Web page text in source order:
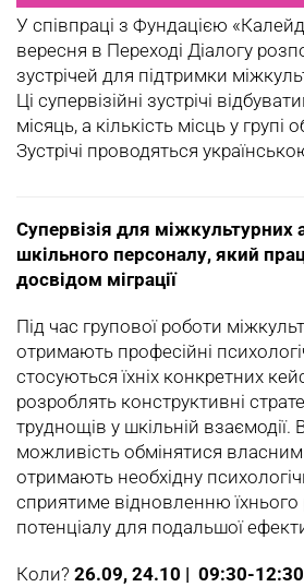
У співпраці з Фундацією
вересня в Переході Діалогу
зустрічей для підтримки
Ці супервізійні зустрічі
місяць, а кількість місць у
Зустрічі проводяться
Супервізія для міжкультурних
шкільного персоналу, який
досвідом міграції
Під час групової роботи
отримають професійні
стосуються їхніх конкретних
розроблять конструктивні
труднощів у шкільній
можливість обмінятися
отримають необхідну
сприятиме відновленню їхнього
потенціалу для подальшої
Коли? 26.09, 24.10 | 09:30-12:30